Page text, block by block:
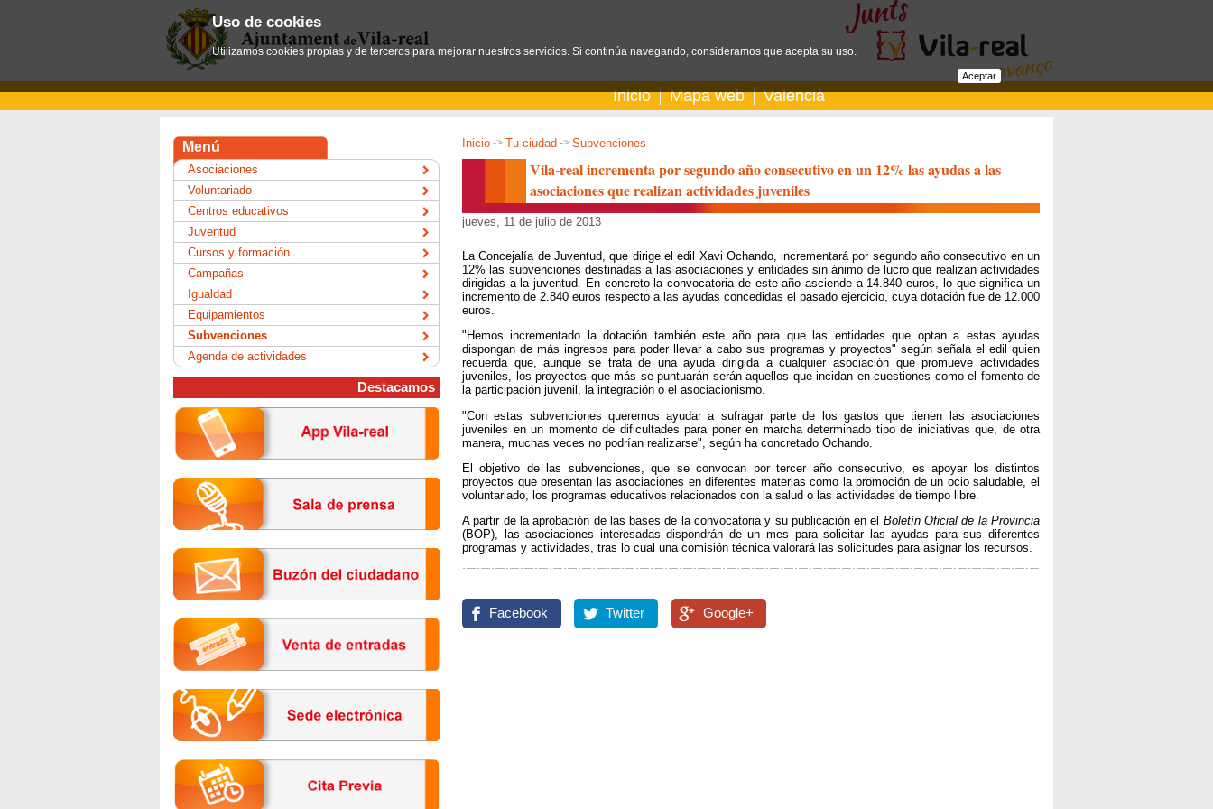
Inicio Mapa web Valencià
Inicio -> Tu ciudad -> Subvenciones
Vila-real incrementa por segundo año consecutivo en un 12% las ayudas a las
asociaciones que realizan actividades juveniles
jueves, 11 de julio de 2013
La Concejalía de Juventud, que dirige el edil Xavi Ochando, incrementará por segundo año consecutivo en un
12% las subvenciones destinadas a las asociaciones y entidades sin ánimo de lucro que realizan actividades
dirigidas a la juventud. En concreto la convocatoria de este año asciende a 14.840 euros, lo que significa un
incremento de 2.840 euros respecto a las ayudas concedidas el pasado ejercicio, cuya dotación fue de 12.000
euros.
"Hemos incrementado la dotación también este año para que las entidades que optan a estas ayudas
dispongan de más ingresos para poder llevar a cabo sus programas y proyectos" según señala el edil quien
recuerda que, aunque se trata de una ayuda dirigida a cualquier asociación que promueve actividades
juveniles, los proyectos que más se puntuarán serán aquellos que incidan en cuestiones como el fomento de
la participación juvenil, la integración o el asociacionismo.
"Con estas subvenciones queremos ayudar a sufragar parte de los gastos que tienen las asociaciones
juveniles en un momento de dificultades para poner en marcha determinado tipo de iniciativas que, de otra
manera, muchas veces no podrían realizarse", según ha concretado Ochando.
El objetivo de las subvenciones, que se convocan por tercer año consecutivo, es apoyar los distintos
proyectos que presentan las asociaciones en diferentes materias como la promoción de un ocio saludable, el
voluntariado, los programas educativos relacionados con la salud o las actividades de tiempo libre.
A partir de la aprobación de las bases de la convocatoria y su publicación en el Boletín Oficial de la Provincia
(BOP), las asociaciones interesadas dispondrán de un mes para solicitar las ayudas para sus diferentes
programas y actividades, tras lo cual una comisión técnica valorará las solicitudes para asignar los recursos.
Facebook Twitter Google+
Menú
Asociaciones
Voluntariado
Centros educativos
Juventud
Cursos y formación
Campañas
Igualdad
Equipamientos
Subvenciones
Agenda de actividades
Destacamos
Uso de cookies
Utilizamos cookies propias y de terceros para mejorar nuestros servicios. Si continúa navegando, consideramos que acepta su uso.
Aceptar